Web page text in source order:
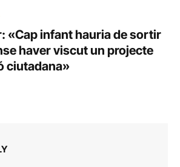
«Cap infant hauria de sortir
haver viscut un projecte
ciutadana»